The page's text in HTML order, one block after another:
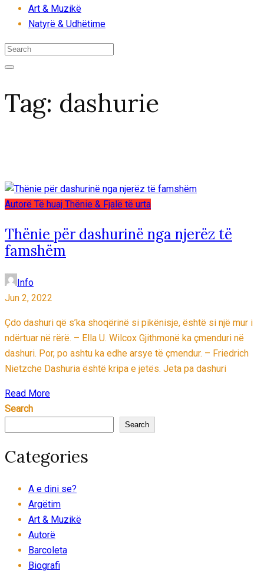
Art & Muzikë
Natyrë & Udhëtime
Tag: dashurie
Autorë Të huaj Thënie & Fjalë të urta
Thënie për dashurinë nga njerëz të
famshëm
Info
Jun 2, 2022
Çdo dashuri që s’ka shoqërinë si pikënisje, është si një mur i
ndërtuar në rërë. – Ella U. Wilcox Gjithmonë ka çmenduri në
dashuri. Por, po ashtu ka edhe arsye të çmendur. – Friedrich
Nietzche Dashuria është kripa e jetës. Jeta pa dashuri
Read More
Search
Search
Categories
A e dini se?
Argëtim
Art & Muzikë
Autorë
Barcoleta
Biografi